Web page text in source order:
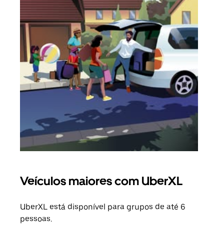
Veículos maiores com UberXL
UberXL está disponível para grupos de até 6
pessoas.